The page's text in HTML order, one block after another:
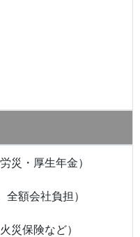
災・厚生年金）
額会社負担）
災保険など）